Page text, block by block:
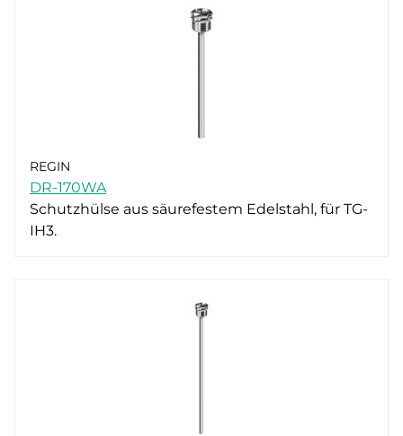
REGIN
DR-170WA
Schutzhülse aus säurefestem Edelstahl, für TG-
IH3.